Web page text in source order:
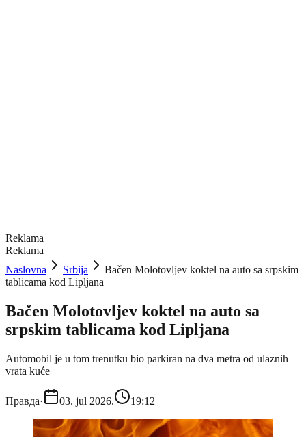
Reklama
Reklama
Naslovna
Srbija
Bačen Molotovljev koktel na auto sa srpskim
tablicama kod Lipljana
Bačen Molotovljev koktel na auto sa
srpskim tablicama kod Lipljana
Automobil je u tom trenutku bio parkiran na dva metra od ulaznih
vrata kuće
Правда· 03. jul 2026. 19:12